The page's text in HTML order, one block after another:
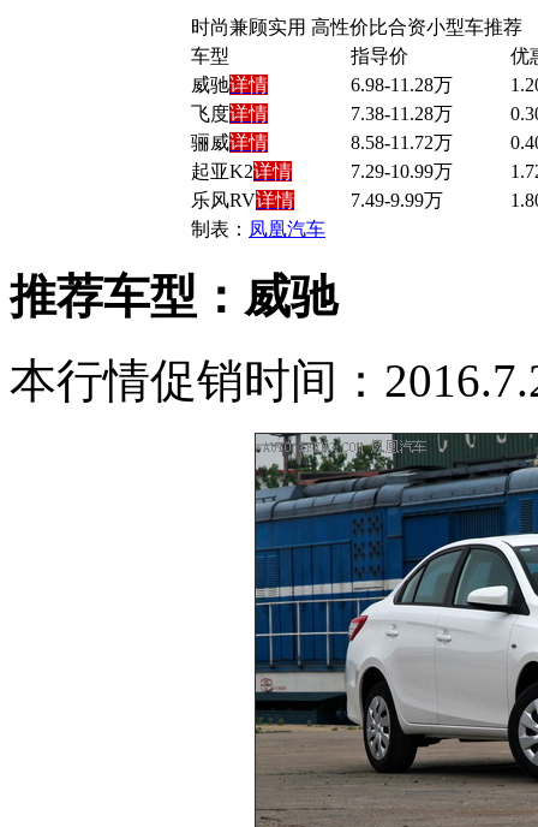
时尚兼顾实用 高性价比合资小型车推荐
车型
指导价
优
威驰详情 6.98-11.28万
飞度详情 7.38-11.28万
骊威详情 8.58-11.72万
起亚K2详情 7.29-10.99万
乐风RV详情 7.49-9.99万
制表： 凤凰汽车
推荐车型：威驰
本行情促销时间：